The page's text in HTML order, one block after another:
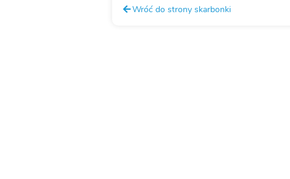
Wróć do strony skarbonki